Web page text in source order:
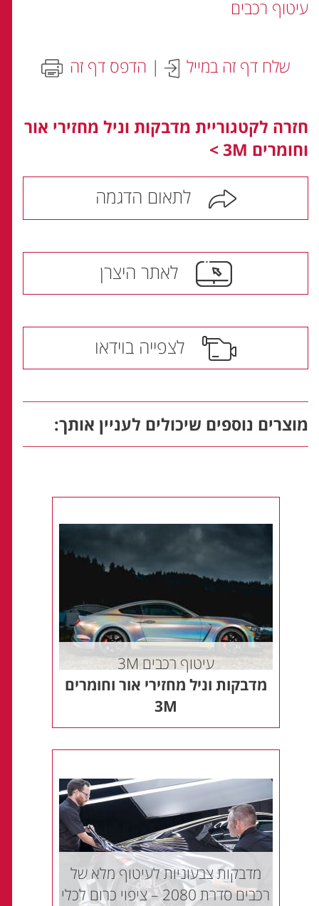
עיטוף רכבים
שלח דף זה במייל | הדפס דף זה
חזרה לקטגוריית מדבקות וניל מחזירי אור
וחומרים 3M >
לתאום הדגמה
לאתר היצרן
לצפייה בוידאו
מוצרים נוספים שיכולים לעניין אותך:
עיטוף רכבים 3M
מדבקות וניל מחזירי אור וחומרים
3M
מדבקות צבעוניות לעיטוף מלא של
רכבים סדרת 2080 – ציפוי כרום לכלי